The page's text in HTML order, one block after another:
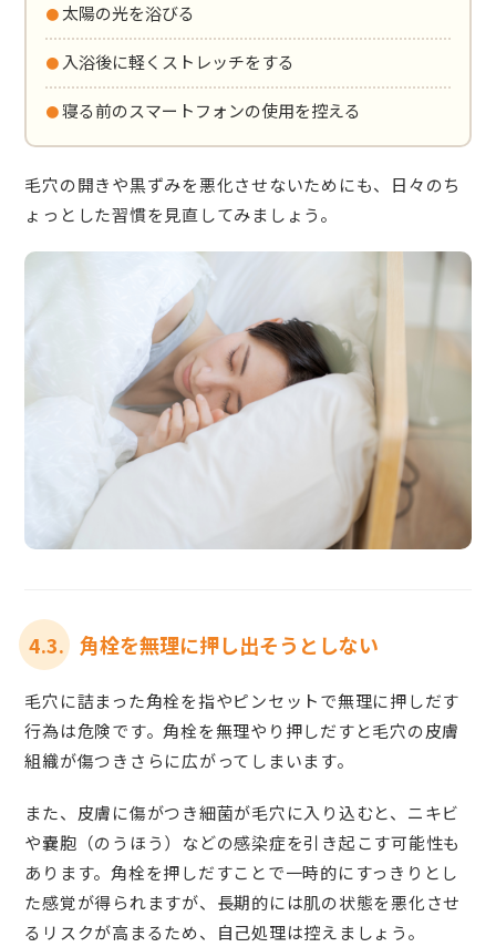
・太陽の光を浴びる
・入浴後に軽くストレッチをする
・寝る前のスマートフォンの使用を控える
毛穴の開きや黒ずみを悪化させないためにも、日々のち
ょっとした習慣を見直してみましょう。
4.3. 角栓を無理に押し出そうとしない
毛穴に詰まった角栓を指やピンセットで無理に押しだす
行為は危険です。角栓を無理やり押しだすと毛穴の皮膚
組織が傷つきさらに広がってしまいます。
また、皮膚に傷がつき細菌が毛穴に入り込むと、ニキビ
や嚢胞（のうほう）などの感染症を引き起こす可能性も
あります。角栓を押しだすことで一時的にすっきりとし
た感覚が得られますが、長期的には肌の状態を悪化させ
るリスクが高まるため、自己処理は控えましょう。